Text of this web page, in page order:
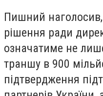
Пишний
рішення ради
означатиме не
траншу в 900
підтвердження